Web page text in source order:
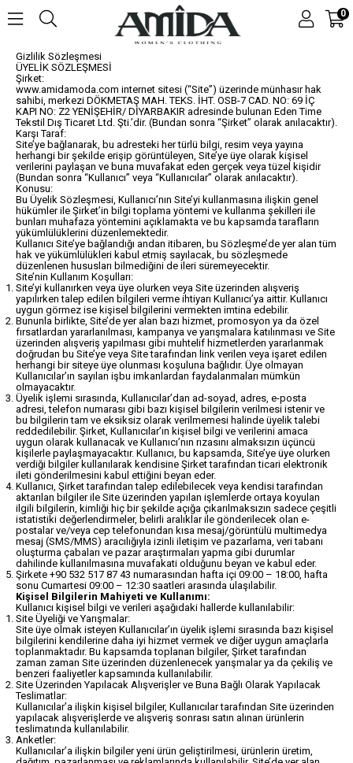
0
Gizlilik Sözleşmesi
ÜYELİK SÖZLEŞMESİ
Şirket:
www.amidamoda.com internet sitesi (“Site”) üzerinde münhasır hak
sahibi, merkezi DÖKMETAŞ MAH. TEKS. İHT. OSB-7 CAD. NO: 69 İÇ
KAPI NO: Z2 YENİŞEHİR/ DİYARBAKIR adresinde bulunan Eden Time
Tekstil Dış Ticaret Ltd. Şti.’dir. (Bundan sonra “Şirket” olarak anılacaktır).
Karşı Taraf:
Site’ye bağlanarak, bu adresteki her türlü bilgi, resim veya yayına
herhangi bir şekilde erişip görüntüleyen, Site’ye üye olarak kişisel
verilerini paylaşan ve buna muvafakat eden gerçek veya tüzel kişidir
(Bundan sonra “Kullanıcı” veya “Kullanıcılar” olarak anılacaktır).
Konusu:
Bu Üyelik Sözleşmesi, Kullanıcı’nın Site’yi kullanmasına ilişkin genel
hükümler ile Şirket’in bilgi toplama yöntemi ve kullanma şekilleri ile
bunları muhafaza yöntemini açıklamakta ve bu kapsamda tarafların
yükümlülüklerini düzenlemektedir.
Kullanıcı Site’ye bağlandığı andan itibaren, bu Sözleşme’de yer alan tüm
hak ve yükümlülükleri kabul etmiş sayılacak, bu sözleşmede
düzenlenen hususları bilmediğini de ileri süremeyecektir.
Site’nin Kullanım Koşulları:
Site’yi kullanırken veya üye olurken veya Site üzerinden alışveriş
yapılırken talep edilen bilgileri verme ihtiyarı Kullanıcı’ya aittir. Kullanıcı
uygun görmez ise kişisel bilgilerini vermekten imtina edebilir.
Bununla birlikte, Site’de yer alan bazı hizmet, promosyon ya da özel
fırsatlardan yararlanılması, kampanya ve yarışmalara katılınması ve Site
üzerinden alışveriş yapılması gibi muhtelif hizmetlerden yararlanmak
doğrudan bu Site’ye veya Site tarafından link verilen veya işaret edilen
herhangi bir siteye üye olunması koşuluna bağlıdır. Üye olmayan
Kullanıcılar’ın sayılan işbu imkanlardan faydalanmaları mümkün
olmayacaktır.
Üyelik işlemi sırasında, Kullanıcılar’dan ad-soyad, adres, e-posta
adresi, telefon numarası gibi bazı kişisel bilgilerin verilmesi istenir ve
bu bilgilerin tam ve eksiksiz olarak verilmemesi halinde üyelik talebi
reddedilebilir. Şirket, Kullanıcılar’ın kişisel bilgi ve verilerini amaca
uygun olarak kullanacak ve Kullanıcı’nın rızasını almaksızın üçüncü
kişilerle paylaşmayacaktır. Kullanıcı, bu kapsamda, Site’ye üye olurken
verdiği bilgiler kullanılarak kendisine Şirket tarafından ticari elektronik
ileti gönderilmesini kabul ettiğini beyan eder.
Kullanıcı, Şirket tarafından talep edilebilecek veya kendisi tarafından
aktarılan bilgiler ile Site üzerinden yapılan işlemlerde ortaya koyulan
ilgili bilgilerin, kimliği hiç bir şekilde açığa çıkarılmaksızın sadece çeşitli
istatistiki değerlendirmeler, belirli aralıklar ile gönderilecek olan e-
postalar ve/veya cep telefonundan kısa mesaj/görüntülü multimedya
mesaj (SMS/MMS) aracılığıyla izinli iletişim ve pazarlama, veri tabanı
oluşturma çabaları ve pazar araştırmaları yapma gibi durumlar
dahilinde kullanılmasına muvafakati olduğunu beyan ve kabul eder.
Şirkete +90 532 517 87 43 numarasından hafta içi 09:00 – 18:00, hafta
sonu Cumartesi 09:00 – 12:30 saatleri arasında ulaşılabilir.
Kişisel Bilgilerin Mahiyeti ve Kullanımı:
Kullanıcı kişisel bilgi ve verileri aşağıdaki hallerde kullanılabilir:
Site Üyeliği ve Yarışmalar:
Site üye olmak isteyen Kullanıcılar’ın üyelik işlemi sırasında bazı kişisel
bilgilerini kendilerine daha iyi hizmet vermek ve diğer uygun amaçlarla
toplanmaktadır. Bu kapsamda toplanan bilgiler, Şirket tarafından
zaman zaman Site üzerinden düzenlenecek yarışmalar ya da çekiliş ve
benzeri faaliyetler kapsamında kullanılabilir.
Site Üzerinden Yapılacak Alışverişler ve Buna Bağlı Olarak Yapılacak
Teslimatlar:
Kullanıcılar’a ilişkin kişisel bilgiler, Kullanıcılar tarafından Site üzerinden
yapılacak alışverişlerde ve alışveriş sonrası satın alınan ürünlerin
teslimatında kullanılabilir.
Anketler:
Kullanıcılar’a ilişkin bilgiler yeni ürün geliştirilmesi, ürünlerin üretim,